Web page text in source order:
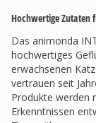
Hochwertige Zutaten
Das animonda
hochwertiges
erwachsenen
vertrauen seit
Produkte werden
Erkenntnissen